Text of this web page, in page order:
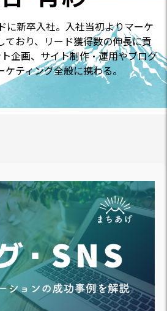
に新卒入社。入社当初よりマーケ
ており、リード獲得数の伸長に貢
企画、サイト制作・運用やブログ
ティング全般に携わる。